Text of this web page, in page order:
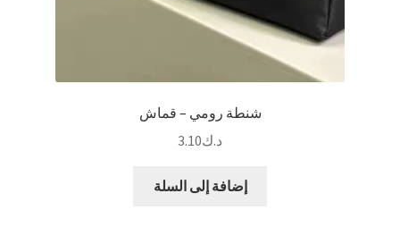
شنطة رومي – قماش
د.ك3.10
إضافة إلى السلة